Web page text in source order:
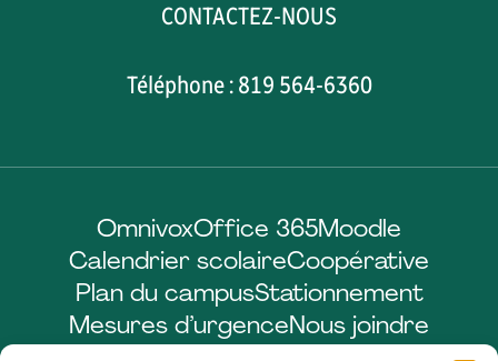
CONTACTEZ-NOUS
Téléphone : 819 564-6360
OmnivoxOffice 365Moodle
Calendrier scolaireCoopérative
Plan du campusStationnement
Mesures d’urgenceNous joindre